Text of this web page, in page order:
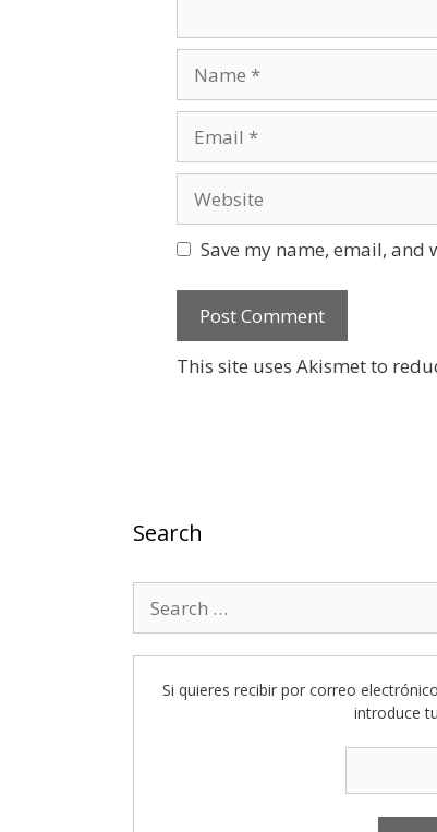
Save my name, email,
This site uses Akismet to
Search
for:
Si quieres recibir por correo
introduce